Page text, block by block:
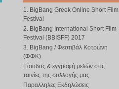
1. BigBang Greek Online Short Film
Festival
2. BigBang International Short Film
Festival (BBISFF) 2017
3. BigBang / Φεστιβάλ Κοτρώνη
(ΦΦΚ)
Είσοδος & εγγραφή μελών στις
ταινίες της συλλογής μας
Παραλληλες Εκδηλώσεις